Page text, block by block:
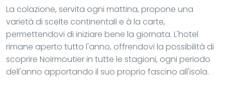
La colazione, servita ogni mattina, propone una
varietà di scelte continentali e à la carte,
permettendovi di iniziare bene la giornata. L'hotel
rimane aperto tutto l'anno, offrendovi la possibilità di
scoprire Noirmoutier in tutte le stagioni, ogni periodo
dell'anno apportando il suo proprio fascino all'isola.